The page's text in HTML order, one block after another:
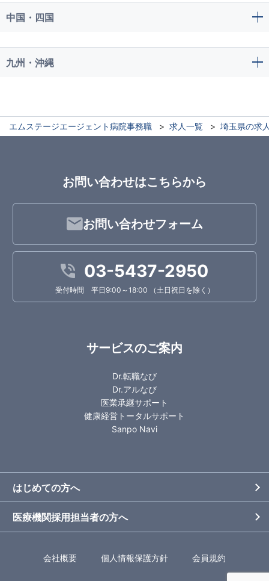
中国・四国
九州・沖縄
エムステージエージェント病院事務職 求人一覧 埼玉県の求
お問い合わせはこちらから
お問い合わせフォーム
03-5437-2950
受付時間 平日9:00～18:00 （土日祝日を除く）
サービスのご案内
Dr.転職なび
Dr.アルなび
医業承継サポート
健康経営トータルサポート
Sanpo Navi
はじめての方へ
医療機関採用担当者の方へ
会社概要 個人情報保護方針 会員規約